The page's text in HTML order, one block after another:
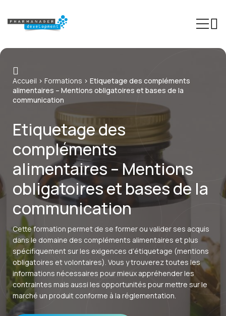
Expertises
Secteurs
Formations
Phinn®
Pheed®
Actualités
À propos
Contact
Français
Accueil > Formations > Etiquetage des compléments
alimentaires – Mentions obligatoires et bases de la
communication
Etiquetage des
compléments
alimentaires – Mentions
obligatoires et bases de la
communication
Cette formation permet de se former ou valider ses acquis
dans le domaine des compléments alimentaires et plus
spécifiquement sur les exigences d’étiquetage (mentions
obligatoires et volontaires). Vous y trouverez toutes les
informations nécessaires pour mieux appréhender les
contraintes mais aussi les opportunités pour mettre sur le
marché un produit conforme à la réglementation.